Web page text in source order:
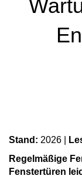
Nach aussen
Rollläden
Stand: 2026 |
Regelmäßige
Fenstertüren